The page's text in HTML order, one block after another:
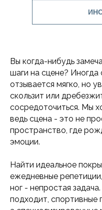
Вы когда-нибудь
шаги на сцене?
отзывается мягко, но
скользит или
сосредоточиться. Мы
ведь сцена - это не
пространство, где
эмоции.
Найти идеальное
ежедневные
ног - непростая
подходит, спортивные